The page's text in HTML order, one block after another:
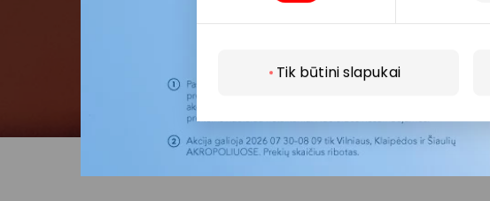
Tik būtini slapukai